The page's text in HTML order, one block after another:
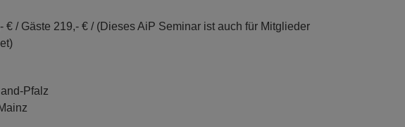
€ / Gäste 219,- € / (Dieses AiP Seminar ist auch für Mitglieder
Pfalz